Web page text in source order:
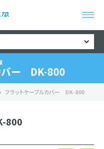
バー DK-800
フラットケーブルカバー DK-800
800